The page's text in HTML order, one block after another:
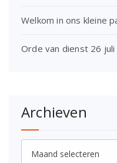
Welkom in ons kleine
Orde van dienst 26
Archieven
Archieven